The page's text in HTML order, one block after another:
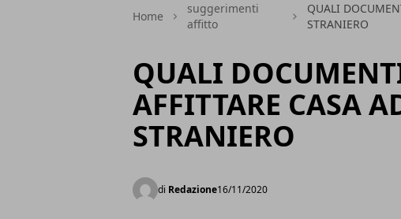
Home
suggerimenti
affitto
QUALI
STRANIERO
QUALI
AFFITTARE CASA
STRANIERO
di Redazione16/11/2020